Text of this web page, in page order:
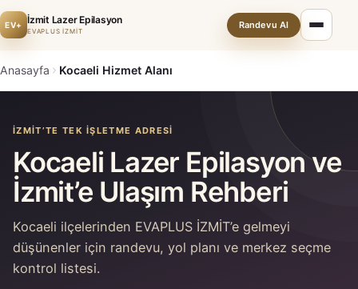
EV+ İzmit Lazer Epilasyon
EVAPLUS İZMİT
Randevu Al
Anasayfa Kocaeli Hizmet Alanı
İZMIT’TE TEK IŞLETME ADRESI
Kocaeli Lazer Epilasyon ve
İzmit’e Ulaşım Rehberi
Kocaeli ilçelerinden EVAPLUS İZMİT’e gelmeyi
düşünenler için randevu, yol planı ve merkez seçme
kontrol listesi.